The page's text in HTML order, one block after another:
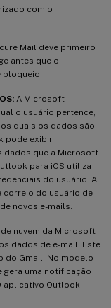
com o
Mail deve primeiro
antes que o
bloqueio.
A Microsoft
o usuário pertence,
quais os dados são
pode exibir
dados que a Microsoft
para iOS utiliza
do usuário. A
correio do usuário de
novos e-mails.
nuvem da Microsoft
dados de e-mail. Este
do Gmail. No modelo
gera uma notificação
aplicativo Outlook